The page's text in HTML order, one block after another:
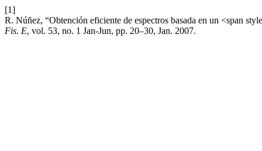
[1]
R. Núñez, “Obtención eficiente de espectros basada en un <span
Fis. E, vol. 53, no. 1 Jan-Jun, pp. 20–30, Jan. 2007.